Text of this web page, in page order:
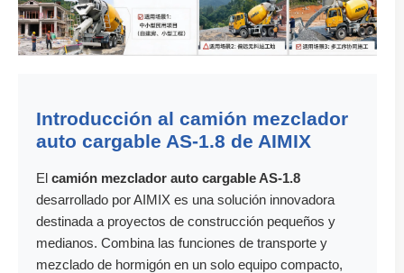
Introducción al camión mezclador
auto cargable AS-1.8 de AIMIX
El camión mezclador auto cargable AS-1.8
desarrollado por AIMIX es una solución innovadora
destinada a proyectos de construcción pequeños y
medianos. Combina las funciones de transporte y
mezclado de hormigón en un solo equipo compacto,